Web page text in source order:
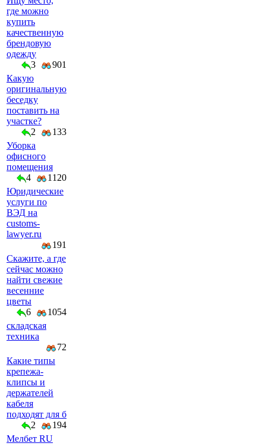
где можно
купить
качественную
брендовую
одежду
3
901
Какую
оригинальную
беседку
поставить на
участке?
2
133
Уборка
офисного
помещения
4
1120
Юридические
услуги по
ВЭД на
customs-
lawyer.ru
191
Скажите, а где
сейчас можно
найти свежие
весенние
цветы
6
1054
складская
техника
72
Какие типы
крепежа-
клипсы и
держателей
кабеля
подходят для б
2
194
Мелбет RU